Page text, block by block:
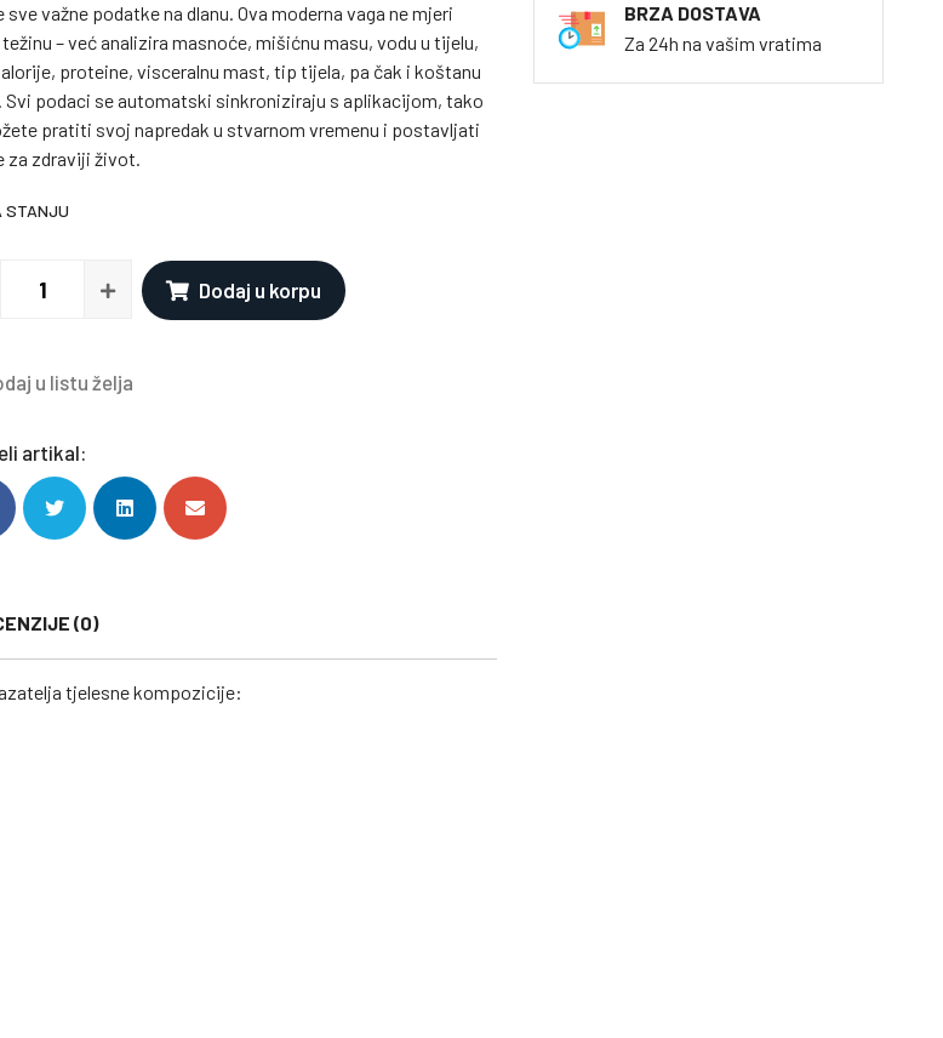
sve važne podatke na dlanu. Ova moderna vaga ne mjeri
– već analizira masnoće, mišićnu masu, vodu u tijelu,
proteine, visceralnu mast, tip tijela, pa čak i koštanu
Svi podaci se automatski sinkroniziraju s aplikacijom, tako
pratiti svoj napredak u stvarnom vremenu i postavljati
za zdraviji život.
STANJU
Dodaj u korpu
u listu želja
artikal:
(0)
tjelesne kompozicije:
BRZA DOSTAVA
Za 24h na vašim vratima